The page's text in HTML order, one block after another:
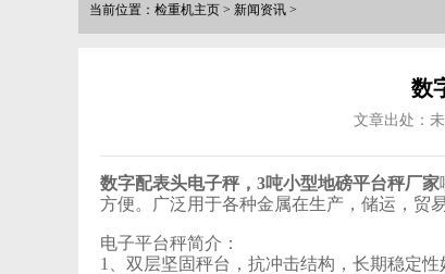
当前位置： 检重机主页 > 新闻资讯 >
数
文章出处：
数字配表头电子秤，3吨小型地磅平台秤厂家
方便。广泛用于各种金属在生产，储运，贸
电子平台秤简介：
1、双层坚固秤台，抗冲击结构，长期稳定